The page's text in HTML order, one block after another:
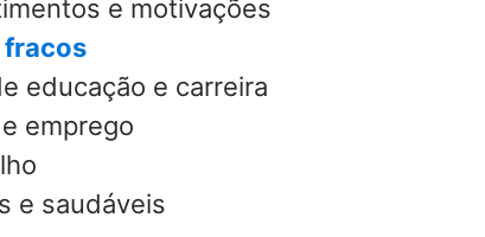
e motivações
educação e carreira
emprego
e saudáveis